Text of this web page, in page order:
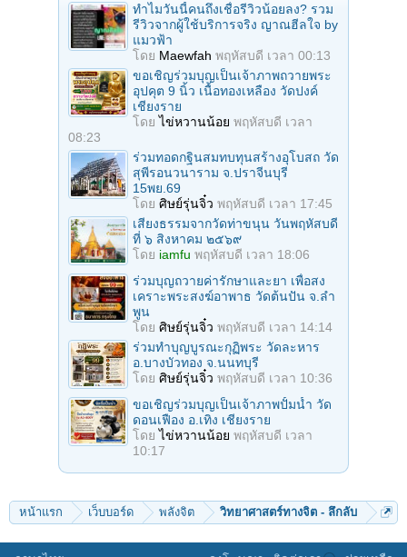
ทำไมวันนี้คนถึงเชื่อรีวิวน้อยลง? รวม
รีวิวจากผู้ใช้บริการจริง ญาณฮีลใจ by
แมวฟ้า
โดย Maewfah พฤหัสบดี เวลา 00:13
ขอเชิญร่วมบุญเป็นเจ้าภาพถวายพระ
อุปคุต 9 นิ้ว เนื้อทองเหลือง วัดปงค์
เชียงราย
โดยไข่หวานน้อย พฤหัสบดี เวลา
08:23
ร่วมทอดกฐินสมทบทุนสร้างอุโบสถ วัด
สุพีรอนวนาราม จ.ปราจีนบุรี
15พย.69
โดย ศิษย์รุ่นจิ๋ว พฤหัสบดี เวลา 17:45
เสียงธรรมจากวัดท่าขนุน วันพฤหัสบดี
ที่ ๖ สิงหาคม ๒๕๖๙
โดย iamfu พฤหัสบดี เวลา 18:06
ร่วมบุญถวายค่ารักษาและยา เพื่อสง
เคราะพระสงฆ์อาพาธ วัดต้นปัน จ.ลํา
พูน
โดย ศิษย์รุ่นจิ๋ว พฤหัสบดี เวลา 14:14
ร่วมทําบุญบูรณะกุฏิพระ วัดละหาร
อ.บางบัวทอง จ.นนทบุรี
โดย ศิษย์รุ่นจิ๋ว พฤหัสบดี เวลา 10:36
ขอเชิญร่วมบุญเป็นเจ้าภาพปั้มน้ำ วัด
ดอนเฟือง อ.เทิง เชียงราย
โดยไข่หวานน้อย พฤหัสบดี เวลา
10:17
หน้าแรก เว็บบอร์ด พลังจิต วิทยาศาสตร์ทางจิต - ลึกลับ